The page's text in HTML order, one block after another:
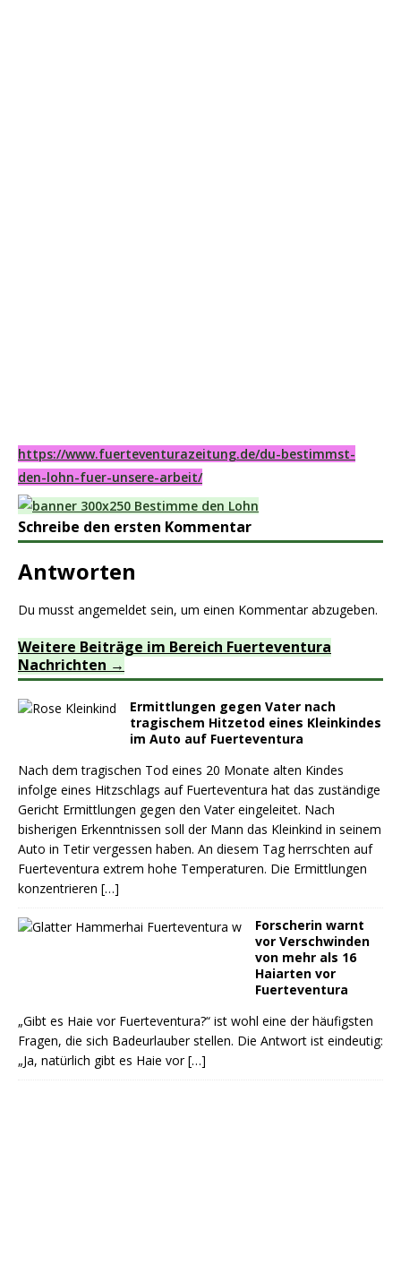
https://www.fuerteventurazeitung.de/du-bestimmst-
den-lohn-fuer-unsere-arbeit/
Schreibe den ersten Kommentar
Antworten
Du musst angemeldet sein, um einen Kommentar abzugeben.
Weitere Beiträge im Bereich Fuerteventura
Nachrichten
Ermittlungen gegen Vater nach
tragischem Hitzetod eines Kleinkindes
im Auto auf Fuerteventura
Nach dem tragischen Tod eines 20 Monate alten Kindes
infolge eines Hitzschlags auf Fuerteventura hat das zuständige
Gericht Ermittlungen gegen den Vater eingeleitet. Nach
bisherigen Erkenntnissen soll der Mann das Kleinkind in seinem
Auto in Tetir vergessen haben. An diesem Tag herrschten auf
Fuerteventura extrem hohe Temperaturen. Die Ermittlungen
konzentrieren […]
Forscherin warnt
vor Verschwinden
von mehr als 16
Haiarten vor
Fuerteventura
„Gibt es Haie vor Fuerteventura?“ ist wohl eine der häufigsten
Fragen, die sich Badeurlauber stellen. Die Antwort ist eindeutig:
„Ja, natürlich gibt es Haie vor[…]